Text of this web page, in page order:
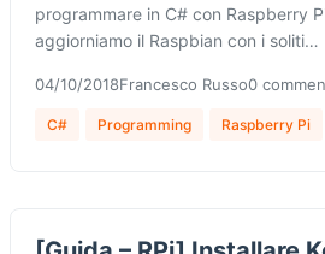
programmare in C# con Raspberry
aggiorniamo il Raspbian con i soliti…
04/10/2018Francesco Russo0
C# Programming Raspberry Pi